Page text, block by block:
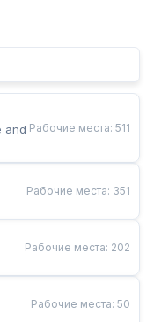
and Рабочие места: 511
Рабочие места: 351
Рабочие места: 202
Рабочие места: 50